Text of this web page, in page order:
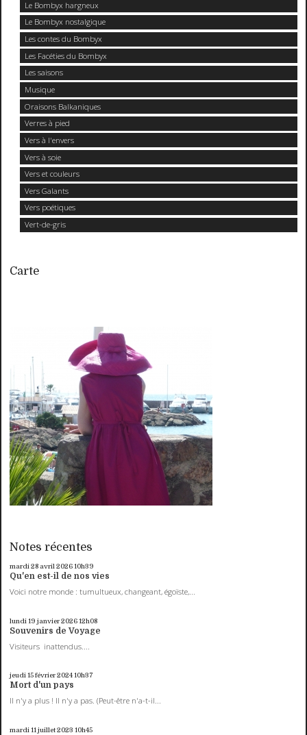
Le Bombyx hargneux
Le Bombyx nostalgique
Les contes du Bombyx
Les Facéties du Bombyx
Les saisons
Musique
Oraisons Balkaniques
Verres à pied
Vers à l'envers
Vers à soie
Vers et couleurs
Vers Galants
Vers poétiques
Vert-de-gris
Carte
Notes récentes
mardi 28 avril 202610h39
Qu'en est-il de nos vies
Voici notre monde : tumultueux, changeant, égoïste,...
lundi 19 janvier 202612h08
Souvenirs de Voyage
Visiteurs inattendus....
jeudi 15février 202410h37
Mort d'un pays
Il n'y a plus ! Il n'y a pas. (Peut-être n'a-t-il...
mardi 11 juillet 2023 10h45